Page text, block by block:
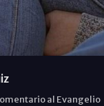
al Evangelio